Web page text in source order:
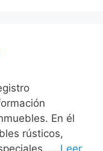
En él
rústicos,
… Leer